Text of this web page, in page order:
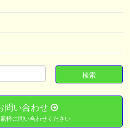
い合わせ
軽に問い合わせください